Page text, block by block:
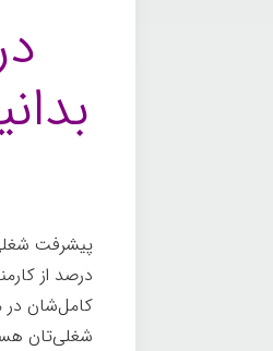
پیشرفت
درصد از
کامل‌شان در
شغلی‌تان